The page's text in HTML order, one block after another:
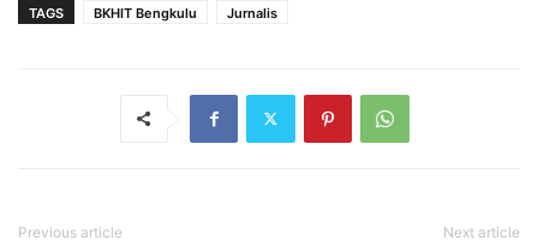
TAGS BKHIT Bengkulu Jurnalis
Previous article Next article